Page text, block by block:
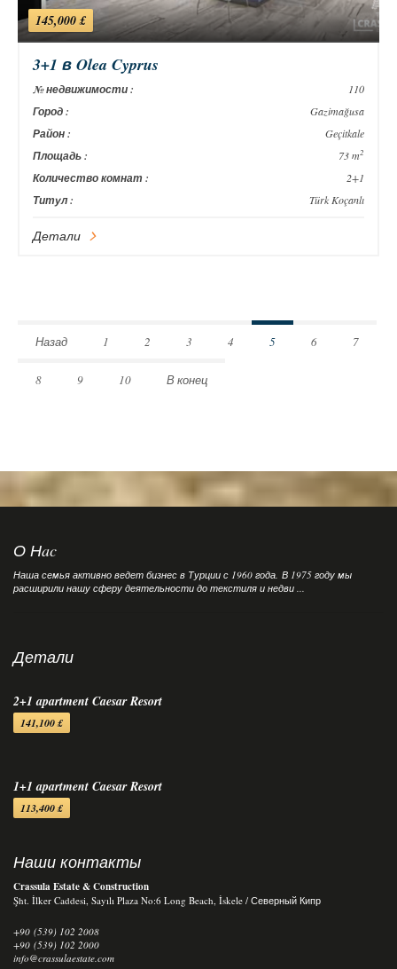
145,000 £
3+1 в Olea Cyprus
№ недвижимости : 110
Город : Gazimağusa
Район : Geçitkale
Площадь : 73 m2
Количество комнат : 2+1
Титул : Türk Koçanlı
Детали
Назад 1 2 3 4 5 6 7
8 9 10 В конец
О Нac
Наша семья активно ведет бизнес в Турции с 1960 года. В 1975 году мы
расширили нашу сферу деятельности до текстиля и недви ...
Детали
2+1 apartment Caesar Resort
141,100 £
1+1 apartment Caesar Resort
113,400 £
Наши контакты
Crassula Estate & Construction
Şht. İlker Caddesi, Sayılı Plaza No:6 Long Beach, İskele / Северный Кипр
+90 (539) 102 2008
+90 (539) 102 2000
info@crassulaestate.com